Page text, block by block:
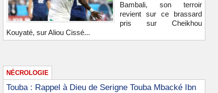
Bambali, son terroir
revient sur ce brassard
pris sur Cheikhou
Kouyaté, sur Aliou Cissé...
NÉCROLOGIE
Touba : Rappel à Dieu de Serigne Touba Mbacké Ibn